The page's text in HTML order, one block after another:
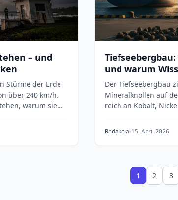
– und
Stürme der Erde
über 240 km/h.
warum sie
und warum
Sorgen machen
Der Tiefseebergbau
Mineralknollen auf
reich an Kobalt,
Redakcia 15. April 2026
1 2 3